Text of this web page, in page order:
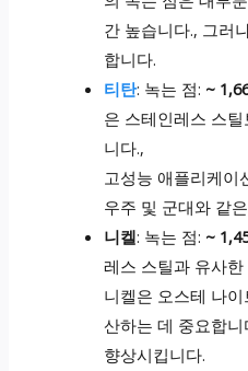
간 높습니다., 그러
합니다.
티탄: 녹는 점: ~
은 스테인레스 스
니다.,
고성능 애플리케이
우주 및 군대와 같
니켈: 녹는 점: ~
레스 스틸과 유사한
니켈은 오스테 나
산하는 데 중요합
향상시킵니다.